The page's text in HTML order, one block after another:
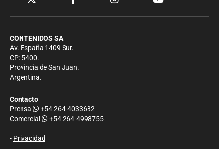
CONTENIDOS SA
Av. España 1409 Sur.
CP: 5400.
Provincia de San Juan.
Argentina.
Contacto
Prensa
+54 264-4033682
Comercial
+54 264-4998755
- Privacidad